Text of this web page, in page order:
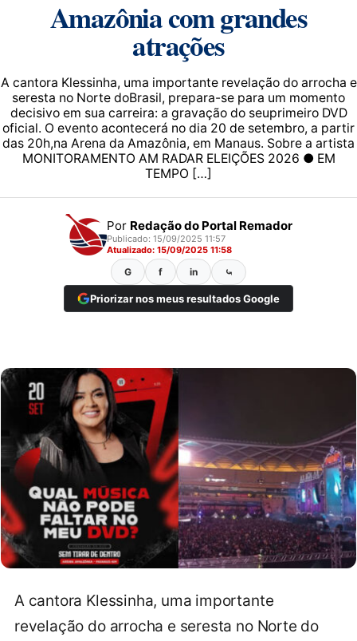
Amazônia com grandes
atrações
A cantora Klessinha, uma importante revelação do arrocha e
seresta no Norte doBrasil, prepara-se para um momento
decisivo em sua carreira: a gravação do seuprimeiro DVD
oficial. O evento acontecerá no dia 20 de setembro, a partir
das 20h,na Arena da Amazônia, em Manaus. Sobre a artista
MONITORAMENTO AM RADAR ELEIÇÕES 2026 ● EM
TEMPO […]
Por Redação do Portal Remador
Publicado: 15/09/2025 11:57
Atualizado: 15/09/2025 11:58
G f in ⤿
Priorizar nos meus resultados Google
A cantora Klessinha, uma importante
revelação do arrocha e seresta no Norte do